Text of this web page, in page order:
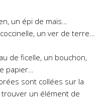
un épi de maïs…
un ver de terre…
de ficelle, un bouchon,
papier…
sont collées sur la
un élément de